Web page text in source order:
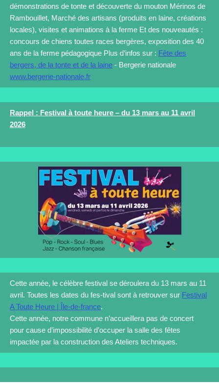
démonstrations de tonte et découverte du mouton Mérinos de
Rambouillet, Marché des artisans (produits en laine, créations
locales), visites et animations à la ferme Et des nouveautés :
concours de chiens toutes races bergères, exposition des 40
ans de la ferme pédagogique Plus d’infos sur : Fête des
bergers, de la tonte et de la laine - Bergerie nationale
www.bergerie-nationale.fr
Rappel : Festival à toute heure – du 13 mars au 11 avril
2026
Cette année, le célèbre festival se déroulera du 13 mars au 11
avril. Toutes les dates du fes-tival sont à retrouver sur Festival
A Toute Heure | Île-de-france.
Cette année, notre commune n’accueillera pas de concert
pour cause d’impossibilité d’occuper la salle des fêtes
impactée par la construction des Ateliers techniques.